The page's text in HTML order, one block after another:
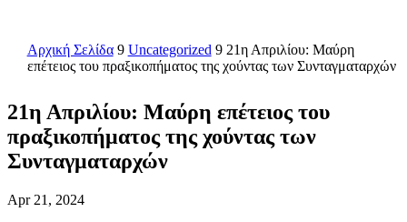
Αρχική Σελίδα 9 Uncategorized 9 21η Απριλίου: Μαύρη
επέτειος του πραξικοπήματος της χούντας των Συνταγματαρχών
21η Απριλίου: Μαύρη επέτειος του
πραξικοπήματος της χούντας των
Συνταγματαρχών
Apr 21, 2024